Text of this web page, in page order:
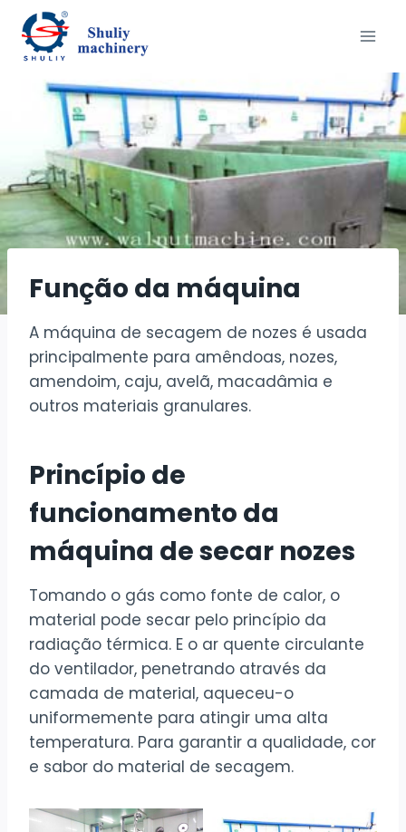
content
Função da máquina
A máquina de secagem de nozes é usada
principalmente para amêndoas, nozes,
amendoim, caju, avelã, macadâmia e
outros materiais granulares.
Princípio de
funcionamento da
máquina de secar nozes
Tomando o gás como fonte de calor, o
material pode secar pelo princípio da
radiação térmica. E o ar quente circulante
do ventilador, penetrando através da
camada de material, aqueceu-o
uniformemente para atingir uma alta
temperatura. Para garantir a qualidade, cor
e sabor do material de secagem.